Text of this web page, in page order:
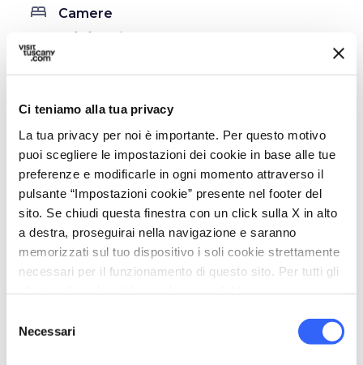
Ci teniamo alla tua privacy
La tua privacy per noi è importante. Per questo motivo
puoi scegliere le impostazioni dei cookie in base alle tue
preferenze e modificarle in ogni momento attraverso il
pulsante “Impostazioni cookie” presente nel footer del
sito. Se chiudi questa finestra con un click sulla X in alto
a destra, proseguirai nella navigazione e saranno
memorizzati sul tuo dispositivo i soli cookie strettamente
necessari per il funzionamento di questo sito. Per tutti gli
delNecessari
bed Camere
Telefono in camera
Cassaforte
Asciugacapelli
Aria condizionata
local_parking Parcheggio
Parcheggio
Autorimessa
Spagnolo